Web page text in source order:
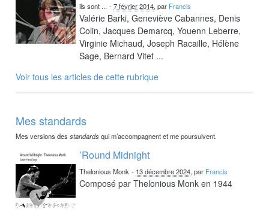
ils sont ... -7 février 2014, par Francis
Valérie Barki, Geneviève Cabannes, Denis
Colin, Jacques Demarcq, Youenn Leberre,
Virginie Michaud, Joseph Racaille, Hélène
Sage, Bernard Vitet ...
Voir tous les articles de cette rubrique
Mes standards
Mes versions desstandardsqui m’accompagnent et me poursuivent.
’Round Midnight
Thelonious Monk - 13 décembre 2024, par Francis
Composé par Thelonious Monk en 1944